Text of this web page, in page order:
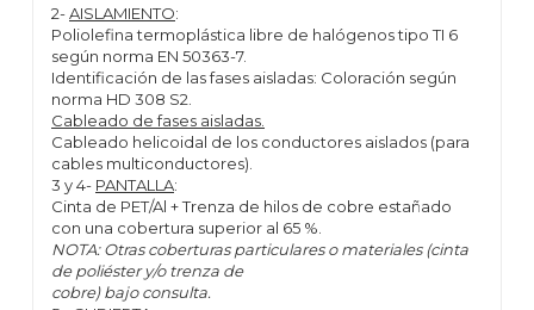
2-AISLAMIENTO:
Poliolefina termoplástica libre de halógenos tipo TI 6
según norma EN 50363-7.
Identificación de las fases aisladas: Coloración según
norma HD 308 S2.
Cableado de fases aisladas.
Cableado helicoidal de los conductores aislados (para
cables multiconductores).
3 y 4- PANTALLA:
Cinta de PET/Al + Trenza de hilos de cobre estañado
con una cobertura superior al 65 %.
NOTA: Otras coberturas particulares o materiales (cinta
de poliéster y/o trenza de
cobre) bajo consulta.